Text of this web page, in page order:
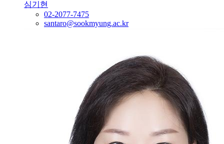
심기현
02-2077-7475
santaro@sookmyung.ac.kr